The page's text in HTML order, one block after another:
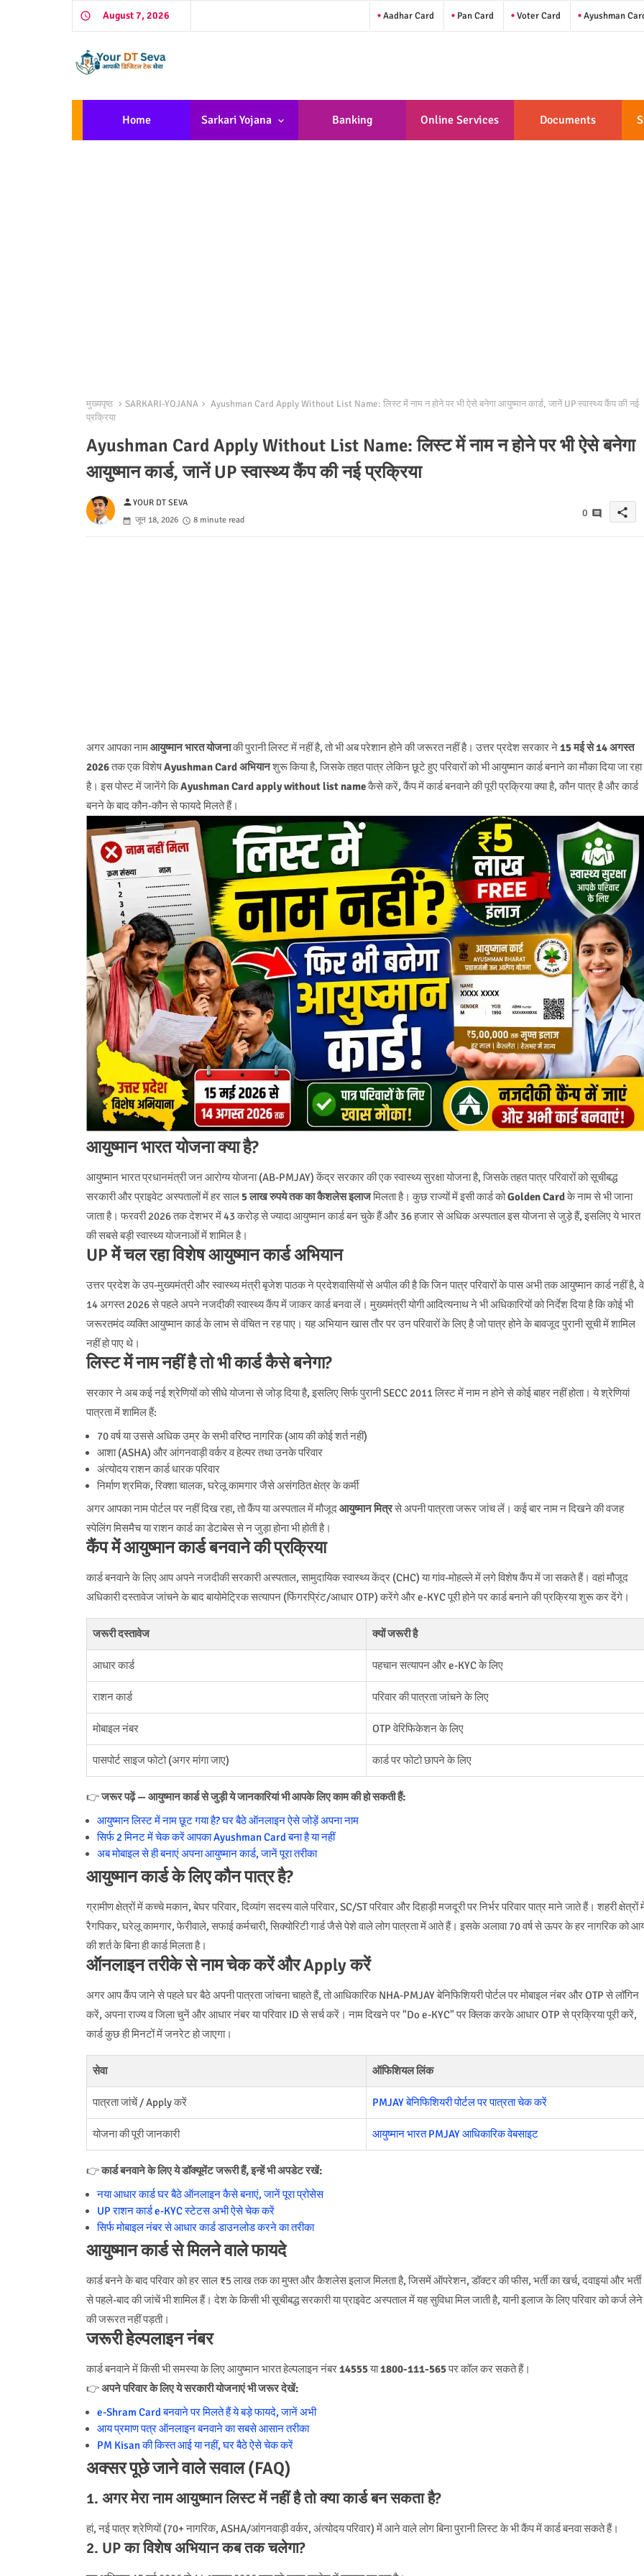
August 7, 2026 Aadhar Card Pan Card Voter Card Ayushman
Home Sarkari Yojana Banking Online Services Documents
मुख्यपृष्ठ SARKARI-YOJANA
Ayushman Card Apply Without List Name: लिस्ट में नाम न होने पर भी ऐसे बनेगा आयुष्मान कार्ड, जानें UP स्वास्थ्य कैंप की नई
प्रक्रिया
Ayushman Card Apply Without List Name: लिस्ट में नाम न होने पर भी ऐसे बनेगा
आयुष्मान कार्ड, जानें UP स्वास्थ्य कैंप की नई प्रक्रिया
personYOUR DT SEVA
जून 18, 2026
8 minute read
0 share
अगर आपका नामआयुष्मान भारत योजनाकी पुरानी लिस्ट में नहीं है, तो भी अब परेशान होने की जरूरत नहीं है। उत्तर प्रदेश सरकार ने15 मई से 14 अगस्त
2026तक एक विशेषAyushman Card अभियानशुरू किया है, जिसके तहत पात्र लेकिन छूटे हुए परिवारों को भी आयुष्मान कार्ड बनाने का मौका दिया जा रहा
है। इस पोस्ट में जानेंगे किAyushman Card apply without list nameकैसे करें, कैंप में कार्ड बनवाने की पूरी प्रक्रिया क्या है, कौन पात्र है और कार्ड
बनने के बाद कौन-कौन से फायदे मिलते हैं।
आयुष्मान भारत योजना क्या है?
आयुष्मान भारत प्रधानमंत्री जन आरोग्य योजना (AB-PMJAY) केंद्र सरकार की एक स्वास्थ्य सुरक्षा योजना है, जिसके तहत पात्र परिवारों को सूचीबद्ध
सरकारी और प्राइवेट अस्पतालों में हर साल 5 लाख रुपये तक का कैशलेस इलाजमिलता है। कुछ राज्यों में इसी कार्ड कोGolden Cardके नाम से भी जाना
जाता है। फरवरी 2026 तक देशभर में 43 करोड़ से ज्यादा आयुष्मान कार्ड बन चुके हैं और 36 हजार से अधिक अस्पताल इस योजना से जुड़े हैं, इसलिए ये भारत
की सबसे बड़ी स्वास्थ्य योजनाओं में शामिल है।
UP में चल रहा विशेष आयुष्मान कार्ड अभियान
उत्तर प्रदेश के उप-मुख्यमंत्री और स्वास्थ्य मंत्री बृजेश पाठक ने प्रदेशवासियों से अपील की है कि जिन पात्र परिवारों के पास अभी तक आयुष्मान कार्ड नहीं है, वे
14 अगस्त 2026 से पहले अपने नजदीकी स्वास्थ्य कैंप में जाकर कार्ड बनवा लें। मुख्यमंत्री योगी आदित्यनाथ ने भी अधिकारियों को निर्देश दिया है कि कोई भी
जरूरतमंद व्यक्ति आयुष्मान कार्ड के लाभ से वंचित न रह पाए। यह अभियान खास तौर पर उन परिवारों के लिए है जो पात्र होने के बावजूद पुरानी सूची में शामिल
नहीं हो पाए थे।
लिस्ट में नाम नहीं है तो भी कार्ड कैसे बनेगा?
सरकार ने अब कई नई श्रेणियों को सीधे योजना से जोड़ दिया है, इसलिए सिर्फ पुरानी SECC 2011 लिस्ट में नाम न होने से कोई बाहर नहीं होता। ये श्रेणियां
पात्रता में शामिल हैं:
70 वर्ष या उससे अधिक उम्र के सभी वरिष्ठ नागरिक (आय की कोई शर्त नहीं)
आशा (ASHA) और आंगनवाड़ी वर्कर व हेल्पर तथा उनके परिवार
अंत्योदय राशन कार्ड धारक परिवार
निर्माण श्रमिक, रिक्शा चालक, घरेलू कामगार जैसे असंगठित क्षेत्र के कर्मी
अगर आपका नाम पोर्टल पर नहीं दिख रहा, तो कैंप या अस्पताल में मौजूदआयुष्मान मित्रसे अपनी पात्रता जरूर जांच लें। कई बार नाम न दिखने की वजह
स्पेलिंग मिसमैच या राशन कार्ड का डेटाबेस से न जुड़ा होना भी होती है।
कैंप में आयुष्मान कार्ड बनवाने की प्रक्रिया
कार्ड बनवाने के लिए आप अपने नजदीकी सरकारी अस्पताल, सामुदायिक स्वास्थ्य केंद्र (CHC) या गांव-मोहल्ले में लगे विशेष कैंप में जा सकते हैं। वहां मौजूद
अधिकारी दस्तावेज जांचने के बाद बायोमेट्रिक सत्यापन (फिंगरप्रिंट/आधार OTP) करेंगे और e-KYC पूरी होने पर कार्ड बनाने की प्रक्रिया शुरू कर देंगे।
जरूरी दस्तावेज क्यों जरूरी है
आधार कार्ड पहचान सत्यापन और e-KYC के लिए
राशन कार्ड परिवार की पात्रता जांचने के लिए
मोबाइल नंबर OTP वेरिफिकेशन के लिए
पासपोर्ट साइज फोटो (अगर मांगा जाए) कार्ड पर फोटो छापने के लिए
👉जरूर पढ़ें — आयुष्मान कार्ड से जुड़ी ये जानकारियां भी आपके लिए काम की हो सकती हैं:
आयुष्मान लिस्ट में नाम छूट गया है? घर बैठे ऑनलाइन ऐसे जोड़ें अपना नाम
सिर्फ 2 मिनट में चेक करें आपका Ayushman Card बना है या नहीं
अब मोबाइल से ही बनाएं अपना आयुष्मान कार्ड, जानें पूरा तरीका
आयुष्मान कार्ड के लिए कौन पात्र है?
ग्रामीण क्षेत्रों में कच्चे मकान, बेघर परिवार, दिव्यांग सदस्य वाले परिवार, SC/ST परिवार और दिहाड़ी मजदूरी पर निर्भर परिवार पात्र माने जाते हैं। शहरी क्षेत्रों
रैगपिकर, घरेलू कामगार, फेरीवाले, सफाई कर्मचारी, सिक्योरिटी गार्ड जैसे पेशे वाले लोग पात्रता में आते हैं। इसके अलावा 70 वर्ष से ऊपर के हर नागरिक को
की शर्त के बिना ही कार्ड मिलता है।
ऑनलाइन तरीके से नाम चेक करें और Apply करें
अगर आप कैंप जाने से पहले घर बैठे अपनी पात्रता जांचना चाहते हैं, तो आधिकारिक NHA-PMJAY बेनिफिशियरी पोर्टल पर मोबाइल नंबर और OTP से लॉगिन
करें, अपना राज्य व जिला चुनें और आधार नंबर या परिवार ID से सर्च करें। नाम दिखने पर "Do e-KYC" पर क्लिक करके आधार OTP से प्रक्रिया पूरी करें,
कार्ड कुछ ही मिनटों में जनरेट हो जाएगा।
सेवा ऑफिशियल लिंक
पात्रता जांचें / Apply करें PMJAY बेनिफिशियरी पोर्टल पर पात्रता चेक करें
योजना की पूरी जानकारी आयुष्मान भारत PMJAY आधिकारिक वेबसाइट
👉कार्ड बनवाने के लिए ये डॉक्यूमेंट जरूरी हैं, इन्हें भी अपडेट रखें:
नया आधार कार्ड घर बैठे ऑनलाइन कैसे बनाएं, जानें पूरा प्रोसेस
UP राशन कार्ड e-KYC स्टेटस अभी ऐसे चेक करें
सिर्फ मोबाइल नंबर से आधार कार्ड डाउनलोड करने का तरीका
आयुष्मान कार्ड से मिलने वाले फायदे
कार्ड बनने के बाद परिवार को हर साल ₹5 लाख तक का मुफ्त और कैशलेस इलाज मिलता है, जिसमें ऑपरेशन, डॉक्टर की फीस, भर्ती का खर्च, दवाइयां और भर्ती
से पहले-बाद की जांचें भी शामिल हैं। देश के किसी भी सूचीबद्ध सरकारी या प्राइवेट अस्पताल में यह सुविधा मिल जाती है, यानी इलाज के लिए परिवार को कर्ज लेने
की जरूरत नहीं पड़ती।
जरूरी हेल्पलाइन नंबर
कार्ड बनवाने में किसी भी समस्या के लिए आयुष्मान भारत हेल्पलाइन नंबर14555या1800-111-565पर कॉल कर सकते हैं।
👉अपने परिवार के लिए ये सरकारी योजनाएं भी जरूर देखें:
e-Shram Card बनवाने पर मिलते हैं ये बड़े फायदे, जानें अभी
आय प्रमाण पत्र ऑनलाइन बनवाने का सबसे आसान तरीका
PM Kisan की किस्त आई या नहीं, घर बैठे ऐसे चेक करें
अक्सर पूछे जाने वाले सवाल (FAQ)
1. अगर मेरा नाम आयुष्मान लिस्ट में नहीं है तो क्या कार्ड बन सकता है?
हां, नई पात्र श्रेणियों (70+ नागरिक, ASHA/आंगनवाड़ी वर्कर, अंत्योदय परिवार) में आने वाले लोग बिना पुरानी लिस्ट के भी कैंप में कार्ड बनवा सकते हैं।
2. UP का विशेष अभियान कब तक चलेगा?